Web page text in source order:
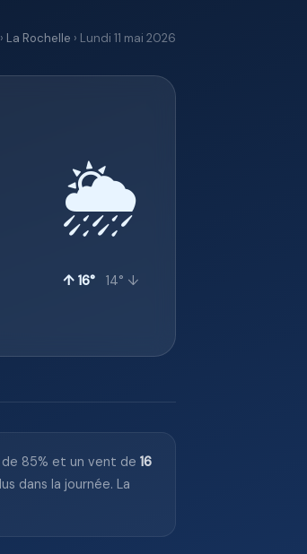
› La Rochelle › Lundi 11 mai 2026
🌦️
↑ 16° 14° ↓
85% et un vent de 16
dans la journée. La